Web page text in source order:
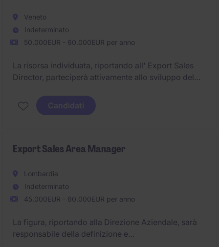
Veneto
Indeterminato
50.000EUR - 60.000EUR per anno
La risorsa individuata, riportando all' Export Sales
Director, parteciperà attivamente allo sviluppo del
relazione attive in loco, con supervisione e
coordinamento della rete vendita, filiali commerciali
Candidati
Export Sales Area Manager
Lombardia
Indeterminato
45.000EUR - 60.000EUR per anno
La figura, riportando alla Direzione Aziendale, sarà
responsabile della definizione e